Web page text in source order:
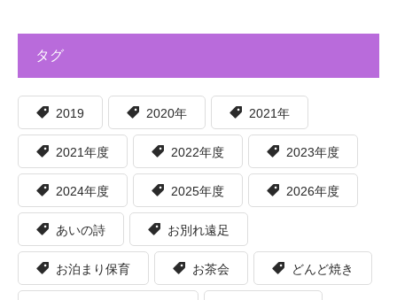
タグ
2019 2020年 2021年
2021年度 2022年度 2023年度
2024年度 2025年度 2026年度
あいの詩 お別れ遠足
お泊まり保育 お茶会 どんど焼き